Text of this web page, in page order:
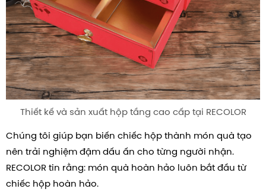
Thiết kế và sản xuất hộp tầng cao cấp tại RECOLOR
Chúng tôi giúp bạn biến chiếc hộp thành món quà tạo
nên trải nghiệm đậm dấu ấn cho từng người nhận.
RECOLOR tin rằng: món quà hoàn hảo luôn bắt đầu từ
chiếc hộp hoàn hảo.